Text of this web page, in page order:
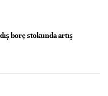
borç stokunda artış